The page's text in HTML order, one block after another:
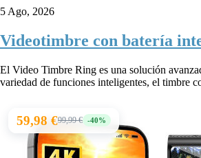
5 Ago, 2026
Videotimbre con batería
El Video Timbre Ring es una solución
variedad de funciones inteligentes, el timbre
59,98 €99,99 € -40%